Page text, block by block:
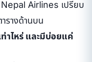
Nepal Airlines เปรียบ
รางด้านบน
าไหร่ และมีบ่อยแค่